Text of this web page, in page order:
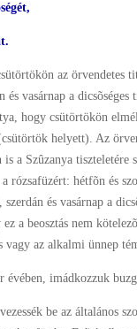
az örvendetes
vasárnap a
hogy csütörtökön
helyett). Az
is a Szûzanya
rózsafüzért: hétfõn és
és vasárnap a
a beosztás nem
az alkalmi ünnep
évében, imádkozzuk
be az általános